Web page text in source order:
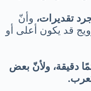
تقديرات، وأنّ
قد يكون أعلى أو
دقيقة، ولأنّ بعض